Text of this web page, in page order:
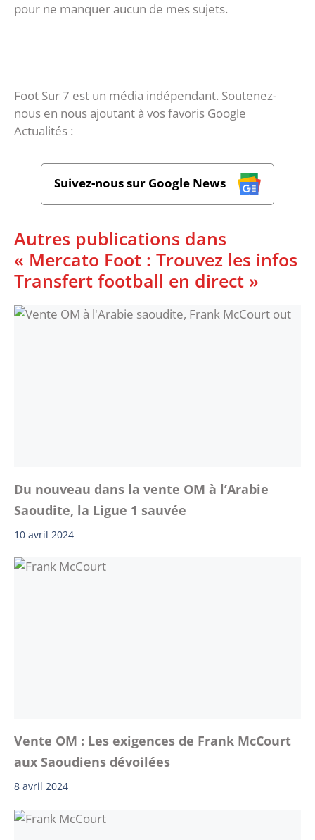
pour ne manquer aucun de mes sujets.
Foot Sur 7 est un média indépendant. Soutenez-
nous en nous ajoutant à vos favoris Google
Actualités :
Suivez-nous sur Google News
Autres publications dans
« Mercato Foot : Trouvez les infos
Transfert football en direct »
Du nouveau dans la vente OM à l’Arabie
Saoudite, la Ligue 1 sauvée
10 avril 2024
Vente OM : Les exigences de Frank McCourt
aux Saoudiens dévoilées
8 avril 2024